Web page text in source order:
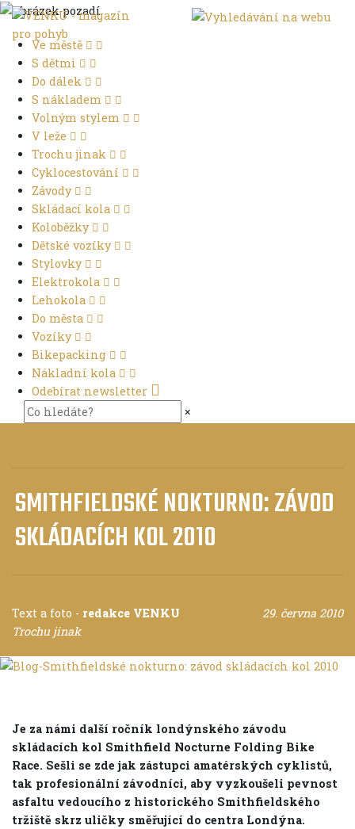
Ve městě
S dětmi
Do dálek
S nákladem
Volným stylem
V leže
Trochu jinak
Cyklocestování
Závody
Skládací kola
Koloběžky
Dětské vozíky
Stylovky
Elektrokola
Lehokola
Do města
Vozíky
Bikepacking
Nákladní kola
Odebírat newsletter
×
SMITHFIELDSKÉ NOKTURNO: ZÁVOD
SKLÁDACÍCH KOL 2010
Text a foto - redakce VENKU
29. června 2010
Trochu jinak
Je za námi další ročník londýnského závodu
skládacích kol Smithfield Nocturne Folding Bike
Race. Sešli se zde jak zástupci amatérských cyklistů,
tak profesionální závodníci, aby vyzkoušeli pevnost
asfaltu vedoucího z historického Smithfieldského
tržiště skrz uličky směřující do centra Londýna.